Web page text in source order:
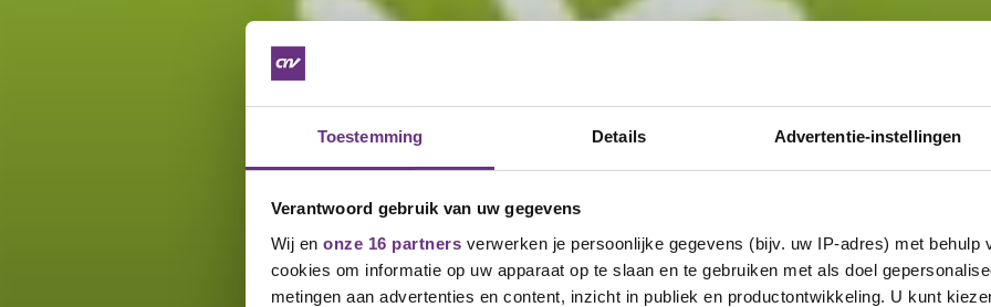
Toestemming Details Advertentie-instellingen
Verantwoord gebruik van uw gegevens
Wij en onze 16 partners verwerken je persoonlijke gegevens (bijv. uw IP-adres) met behulp
cookies om informatie op uw apparaat op te slaan en te gebruiken met als doel
metingen aan advertenties en content, inzicht in publiek en productontwikkeling. U kunt